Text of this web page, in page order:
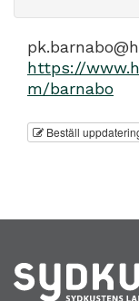
https://
m/barnabo
Beställ